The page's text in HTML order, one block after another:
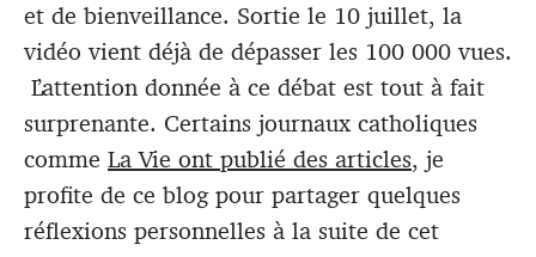
et de bienveillance. Sortie le 10 juillet, la
vidéo vient déjà de dépasser les 100 000 vues.
L’attention donnée à ce débat est tout à fait
surprenante. Certains journaux catholiques
comme La Vie ont publié des articles, je
profite de ce blog pour partager quelques
réflexions personnelles à la suite de cet